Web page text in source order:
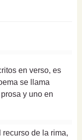
en verso, es
se llama
y uno en
de la rima,